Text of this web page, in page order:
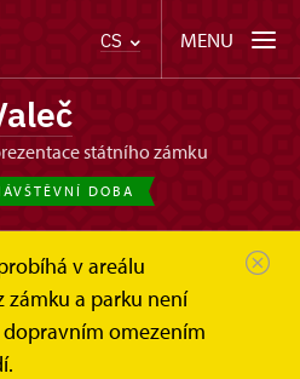
CS MENU
státního zámku
DOBA
v areálu
zámku a parku není
omezením
dárkové poukazy